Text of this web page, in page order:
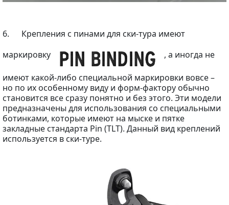
6. Крепления с пинами для ски-тура имеют
маркировку
, а иногда не
имеют какой-либо специальной маркировки вовсе –
но по их особенному виду и форм-фактору обычно
становится все сразу понятно и без этого. Эти модели
предназначены для использования со специальными
ботинками, которые имеют на мыске и пятке
закладные стандарта Pin (TLT). Данный вид креплений
используется в ски-туре.